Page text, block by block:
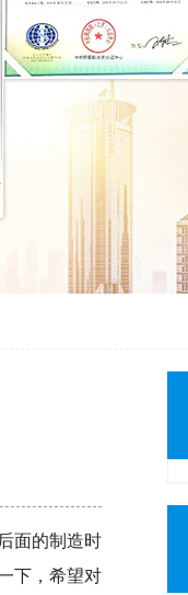
面的制造时
下，希望对